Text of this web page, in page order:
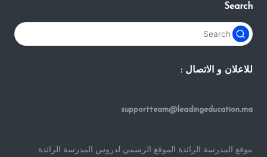
Search
للاعلان و الاتصال :
supportteam@leadingeducation.ma
موقع المدرسة الرائدة الموقع الرسمي لدروس المدرسة الرائدة